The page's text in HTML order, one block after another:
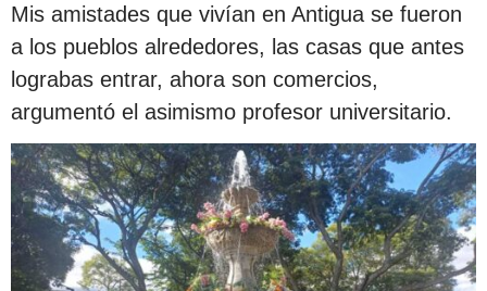
Mis amistades que vivían en Antigua se fueron
a los pueblos alrededores, las casas que antes
lograbas entrar, ahora son comercios,
argumentó el asimismo profesor universitario.